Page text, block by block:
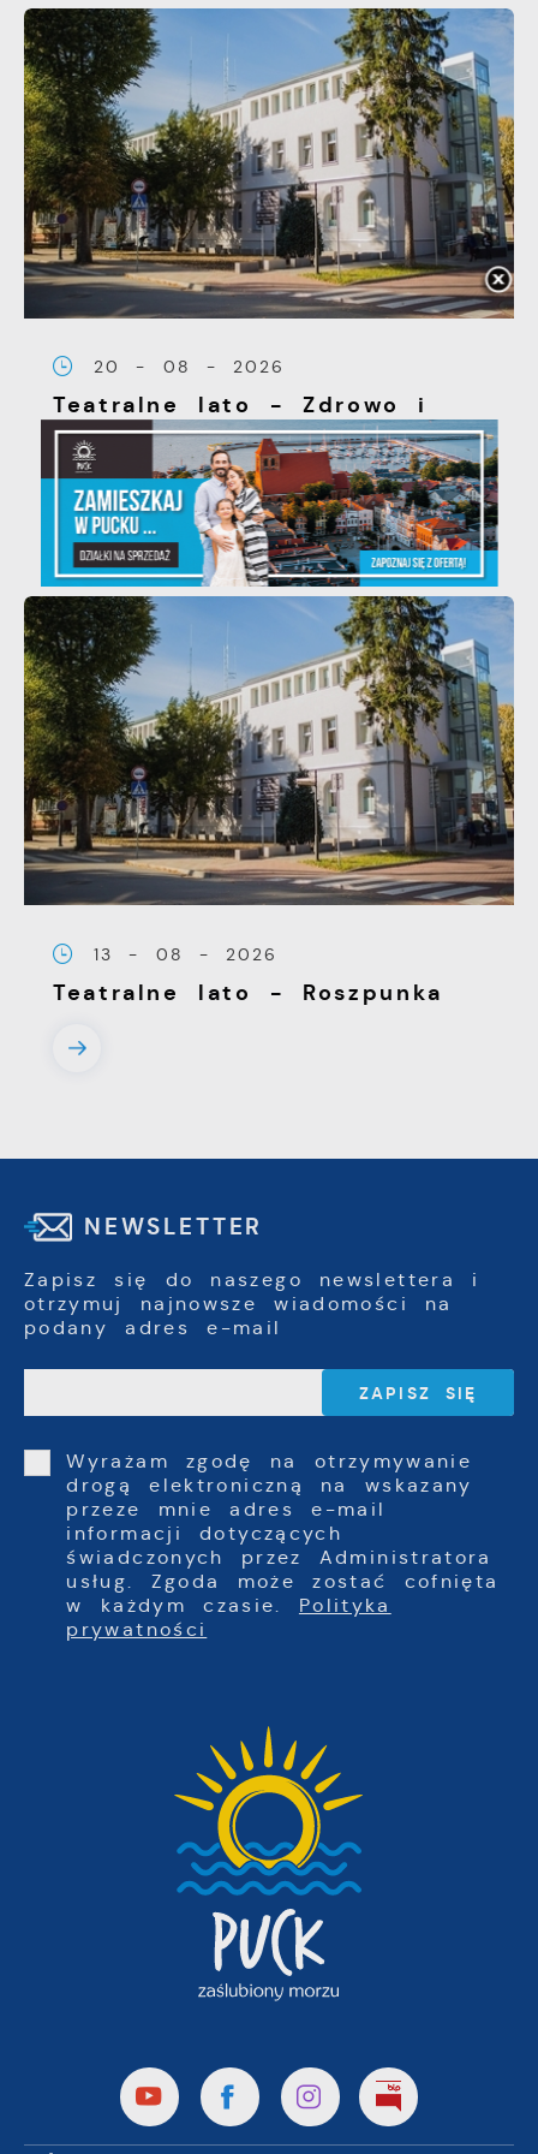
20 - 08 - 2026
Teatralne lato - Zdrowo i
kolorowo
13 - 08 - 2026
Teatralne lato - Roszpunka
NEWSLETTER
Zapisz się do naszego newslettera i
otrzymuj najnowsze wiadomości na
podany adres e-mail
Wyrażam zgodę na otrzymywanie
drogą elektroniczną na wskazany
przeze mnie adres e-mail
informacji dotyczących
świadczonych przez Administratora
usług. Zgoda może zostać cofnięta
w każdym czasie. Polityka
prywatności